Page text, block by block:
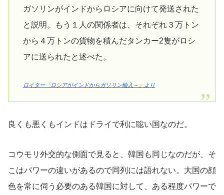
ガソリンがインドからロシアに向けて発送された
と説明。もう１人の関係者は、それぞれ３万トン
から４万トンの‌貨物⁠を積んだタンカー2隻がロシ
アに送られたと述べた。
ロイター「ロシアがインドからガソリン輸入～」より
良くも悪くもインドはドライで利に聡い国なのだ。
コウモリ外交的な側面で見ると、韓国も同じなのだが、そ
こはパワーの違いがあるので同列には語れない。大国の顔
色を常に伺う必要のある韓国に対して、ある程度パワーで